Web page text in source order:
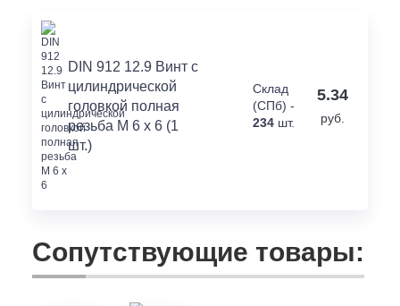
DIN 912 12.9 Винт с
цилиндрической
головкой полная
резьба M 6 x 6 (1
шт.)
Склад
(СПб) -
234 шт.
5.34
руб.
Сопутствующие товары: